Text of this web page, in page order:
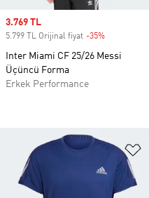
Sale price
3.769 TL
5.799 TL Orijinal fiyat -35%
Inter Miami CF 25/26 Messi
Üçüncü Forma
Erkek Performance